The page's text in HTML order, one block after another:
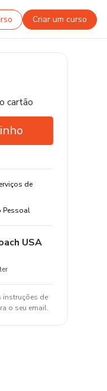
Criar um curso
cartão
de
Pessoal
USA
de
o seu email.